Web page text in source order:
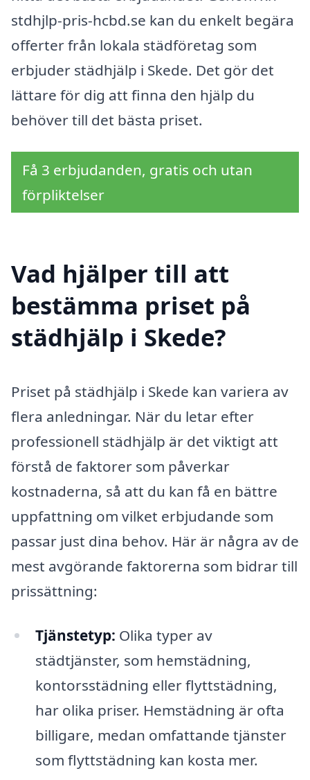
stdhjlp-pris-hcbd.se kan du enkelt begära
offerter från lokala städföretag som
erbjuder städhjälp i Skede. Det gör det
lättare för dig att finna den hjälp du
behöver till det bästa priset.
Få 3 erbjudanden, gratis och utan
förpliktelser
Vad hjälper till att
bestämma priset på
städhjälp i Skede?
Priset på städhjälp i Skede kan variera av
flera anledningar. När du letar efter
professionell städhjälp är det viktigt att
förstå de faktorer som påverkar
kostnaderna, så att du kan få en bättre
uppfattning om vilket erbjudande som
passar just dina behov. Här är några av de
mest avgörande faktorerna som bidrar till
prissättning:
Tjänstetyp: Olika typer av
städtjänster, som hemstädning,
kontorsstädning eller flyttstädning,
har olika priser. Hemstädning är ofta
billigare, medan omfattande tjänster
som flyttstädning kan kosta mer.